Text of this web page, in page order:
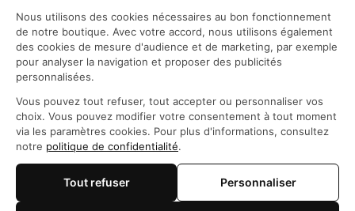
Politique de retour et remboursement
Coordonnées
Questions fréquemment posées
© 2026 Maison Otaku
Nous utilisons des cookies nécessaires au bon fonctionnement
de notre boutique. Avec votre accord, nous utilisons également
des cookies de mesure d'audience et de marketing, par exemple
pour analyser la navigation et proposer des publicités
personnalisées.
Vous pouvez tout refuser, tout accepter ou personnaliser vos
choix. Vous pouvez modifier votre consentement à tout moment
via les paramètres cookies. Pour plus d'informations, consultez
notre politique de confidentialité.
Tout refuser Personnaliser